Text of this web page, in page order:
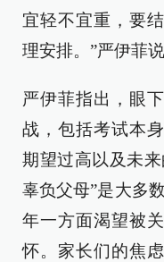
宜轻不宜重，要
理安排。”严伊菲说
严伊菲指出，眼
战，包括考试本
期望过高以及未
辜负父母”是大多
年一方面渴望被
怀。家长们的焦